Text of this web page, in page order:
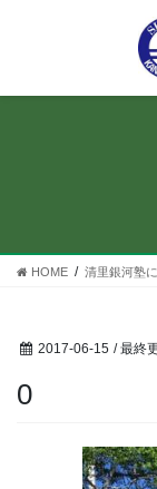
HOME 清里銀河塾
2017-06-15 / 最終
0